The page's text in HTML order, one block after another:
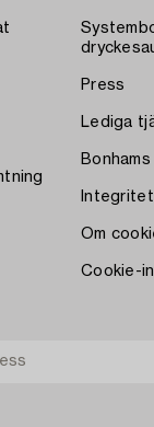
Press
Lediga
Om
Cookie-